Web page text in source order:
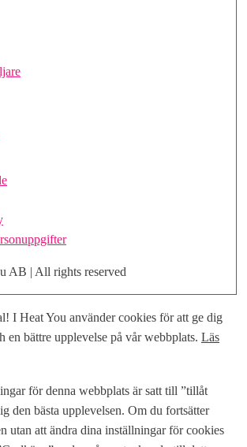
AB | All rights reserved
I Heat You använder cookies för att ge dig
en bättre upplevelse på vår webbplats. Läs
för denna webbplats är satt till ”tillåt
den bästa upplevelsen. Om du fortsätter
utan att ändra dina inställningar för cookies